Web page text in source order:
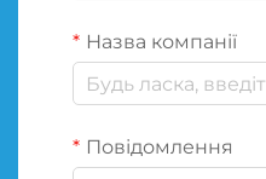
Назва компанії
Повідомлення